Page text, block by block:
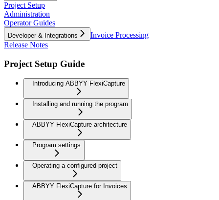
Project Setup
Administration
Operator Guides
Developer & Integrations
Invoice Processing
Release Notes
Project Setup Guide
Introducing ABBYY FlexiCapture
Installing and running the program
ABBYY FlexiCapture architecture
Program settings
Operating a configured project
ABBYY FlexiCapture for Invoices